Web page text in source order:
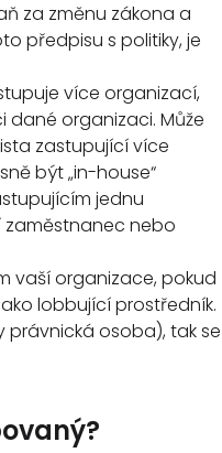
za změnu zákona a
předpisu s politiky, je
více organizací,
dané organizaci. Může
zastupující více
být „in-house“
jednu
zaměstnanec nebo
vaší organizace, pokud
lobbující prostředník.
osoba), tak se